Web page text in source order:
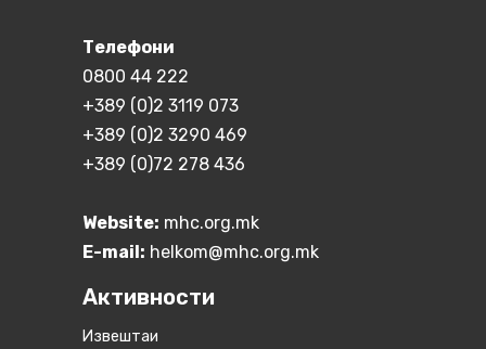
Телефони
0800 44 222
+389 (0)2 3119 073
+389 (0)2 3290 469
+389 (0)72 278 436
Website: mhc.org.mk
E-mail: helkom@mhc.org.mk
Активности
Извештаи